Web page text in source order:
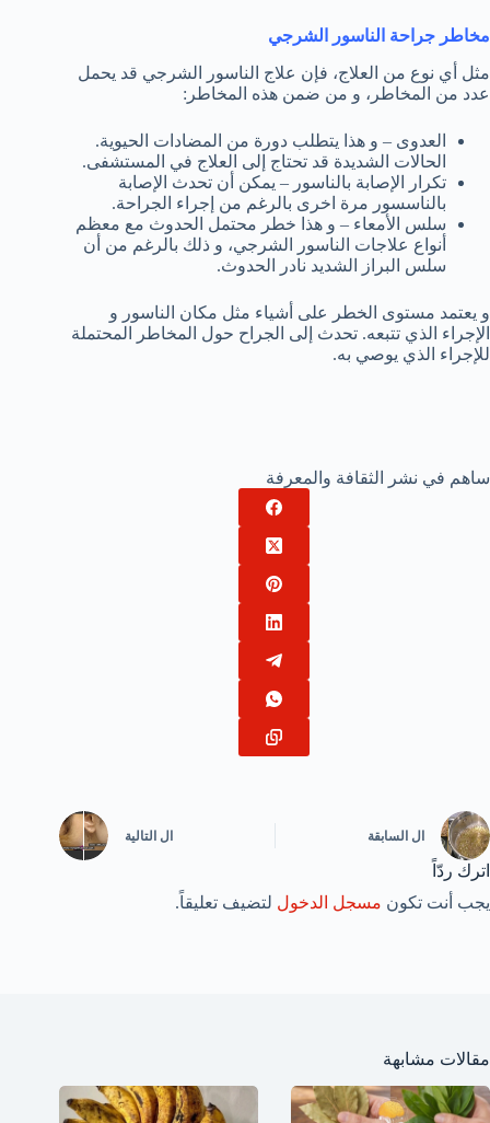
مخاطر جراحة الناسور الشرجي
مثل أي نوع من العلاج، فإن علاج الناسور الشرجي قد يحمل
عدد من المخاطر، و من ضمن هذه المخاطر:
العدوى – و هذا يتطلب دورة من المضادات الحيوية.
الحالات الشديدة قد تحتاج إلى العلاج في المستشفى.
تكرار الإصابة بالناسور – يمكن أن تحدث الإصابة
بالناسسور مرة اخرى بالرغم من إجراء الجراحة.
سلس الأمعاء – و هذا خطر محتمل الحدوث مع معظم
أنواع علاجات الناسور الشرجي، و ذلك بالرغم من أن
سلس البراز الشديد نادر الحدوث.
و يعتمد مستوى الخطر على أشياء مثل مكان الناسور و
الإجراء الذي تتبعه. تحدث إلى الجراح حول المخاطر المحتملة
للإجراء الذي يوصي به.
ساهم في نشر الثقافة والمعرفة
ال السابقة ال التالية
اترك ردّاً
يجب أنت تكون مسجل الدخول لتضيف تعليقاً.
مقالات مشابهة